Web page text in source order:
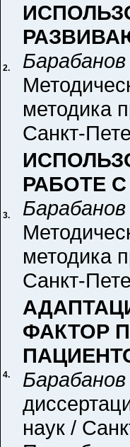
2.
методика
Санкт-
3.
РАБОТЕ
методика
Санкт-
4.
ФАКТОР
Барабанов
наук /